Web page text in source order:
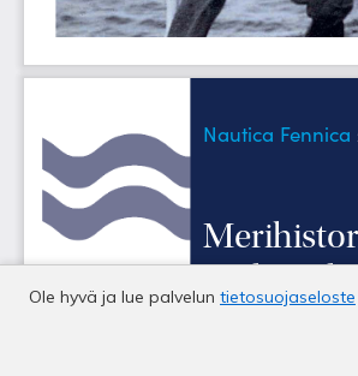
Ole hyvä ja lue palvelun tietosuojaseloste